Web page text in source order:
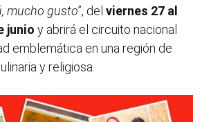
mucho gusto”, del viernes 27 al
junio y abrirá el circuito nacional
emblemática en una región de
y religiosa.